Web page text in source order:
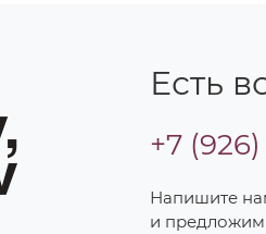
Есть
+7
Напишите
и предложим